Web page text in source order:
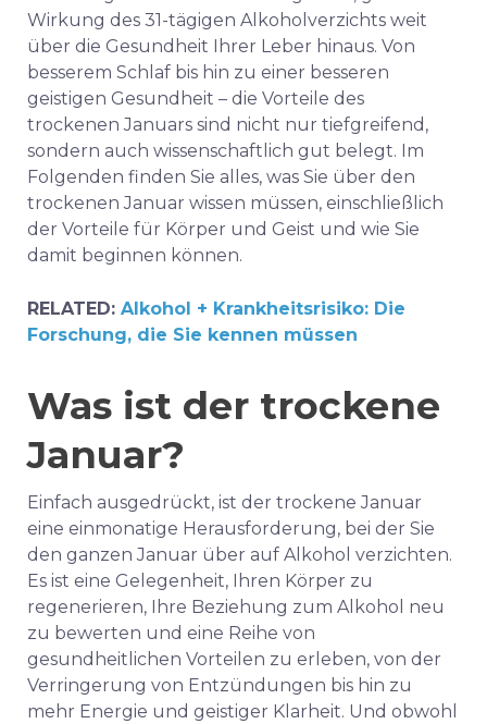
Wirkung des 31-tägigen Alkoholverzichts weit
über die Gesundheit Ihrer Leber hinaus. Von
besserem Schlaf bis hin zu einer besseren
geistigen Gesundheit – die Vorteile des
trockenen Januars sind nicht nur tiefgreifend,
sondern auch wissenschaftlich gut belegt. Im
Folgenden finden Sie alles, was Sie über den
trockenen Januar wissen müssen, einschließlich
der Vorteile für Körper und Geist und wie Sie
damit beginnen können.
RELATED: Alkohol + Krankheitsrisiko: Die
Forschung, die Sie kennen müssen
Was ist der trockene
Januar?
Einfach ausgedrückt, ist der trockene Januar
eine einmonatige Herausforderung, bei der Sie
den ganzen Januar über auf Alkohol verzichten.
Es ist eine Gelegenheit, Ihren Körper zu
regenerieren, Ihre Beziehung zum Alkohol neu
zu bewerten und eine Reihe von
gesundheitlichen Vorteilen zu erleben, von der
Verringerung von Entzündungen bis hin zu
mehr Energie und geistiger Klarheit. Und obwohl